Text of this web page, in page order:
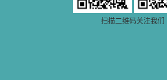
扫描二维码关注我们